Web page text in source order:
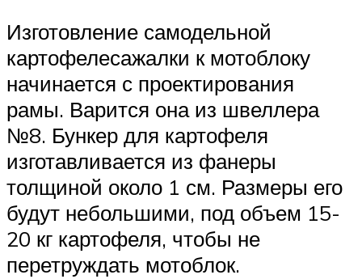
Изготовление самодельной
картофелесажалки к мотоблоку
начинается с проектирования
рамы. Варится она из швеллера
№8. Бункер для картофеля
изготавливается из фанеры
толщиной около 1 см. Размеры его
будут небольшими, под объем 15-
20 кг картофеля, чтобы не
перетруждать мотоблок.